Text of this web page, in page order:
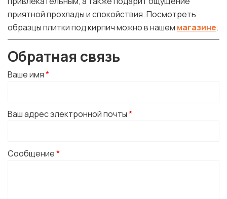
приятной прохлады и спокойствия. Посмотреть
образцы плитки под кирпич можно в нашем магазине.
Обратная связь
Ваше имя*
Ваш адрес электронной почты*
Сообщение*